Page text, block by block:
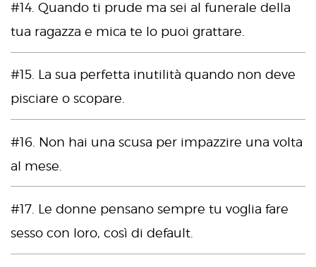
#14. Quando ti prude ma sei al funerale della
tua ragazza e mica te lo puoi grattare.
#15. La sua perfetta inutilità quando non deve
pisciare o scopare.
#16. Non hai una scusa per impazzire una volta
al mese.
#17. Le donne pensano sempre tu voglia fare
sesso con loro, così di default.